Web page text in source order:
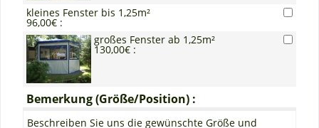
kleines Fenster bis 1,25m²
96,00€ :
großes Fenster ab 1,25m²
130,00€ :
Bemerkung (Größe/Position) :
Beschreiben Sie uns die gewünschte Größe und